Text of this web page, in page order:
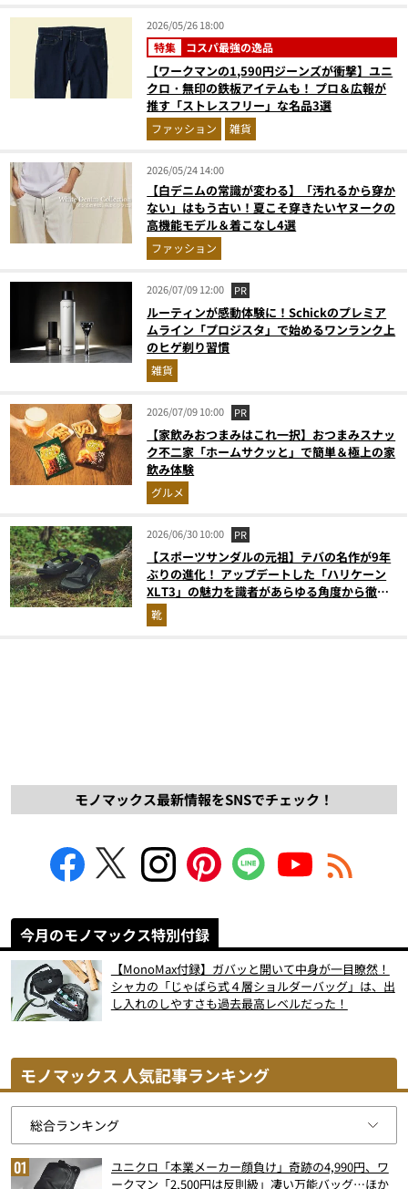
2026/05/26 18:00
特集 コスパ最強の逸品
【ワークマンの1,590円ジーンズが衝撃】ユニ
クロ・無印の鉄板アイテムも！ プロ＆広報が
推す「ストレスフリー」な名品3選
ファッション 雑貨
2026/05/24 14:00
【白デニムの常識が変わる】「汚れるから穿か
ない」はもう古い！夏こそ穿きたいヤヌークの
高機能モデル＆着こなし4選
ファッション
2026/07/09 12:00 PR
ルーティンが感動体験に！Schickのプレミア
ムライン「プロジスタ」で始めるワンランク上
のヒゲ剃り習慣
雑貨
2026/07/09 10:00 PR
【家飲みおつまみはこれ一択】おつまみスナッ
ク不二家「ホームサクッと」で簡単＆極上の家
飲み体験
グルメ
2026/06/30 10:00 PR
【スポーツサンダルの元祖】テバの名作が9年
ぶりの進化！ アップデートした「ハリケーン
XLT3」の魅力を識者があらゆる角度から徹底
解説！
靴
モノマックス最新情報をSNSでチェック！
今月のモノマックス特別付録
【MonoMax付録】ガバッと開いて中身が一目瞭然！
シャカの「じゃばら式４層ショルダーバッグ」は、出
し入れのしやすさも過去最高レベルだった！
モノマックス 人気記事ランキング
ユニクロ「本業メーカー顔負け」奇跡の4,990円、ワ
ークマン「2,500円は反則級」凄い万能バッグ…ほか